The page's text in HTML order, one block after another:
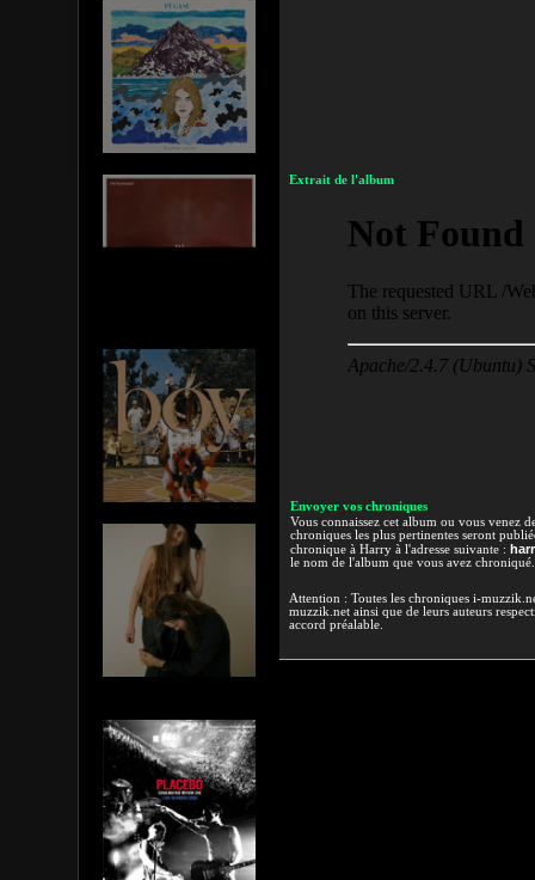
Extrait de l'album
Envoyer vos chroniques
Vous connaissez cet album ou vous venez
chroniques les plus pertinentes seront
chronique à Harry à l'adresse suivante :
le nom de l'album que vous avez
Attention : Toutes les chroniques i-
muzzik.net ainsi que de leurs auteurs
accord préalable.